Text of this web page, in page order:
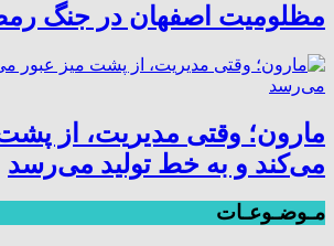
مظلومیت اصفهان در جنگ
مارون؛ وقتی مدیریت، از پشت
می‌کند و به خط تولید می‌رسد
مـوضـوعـات